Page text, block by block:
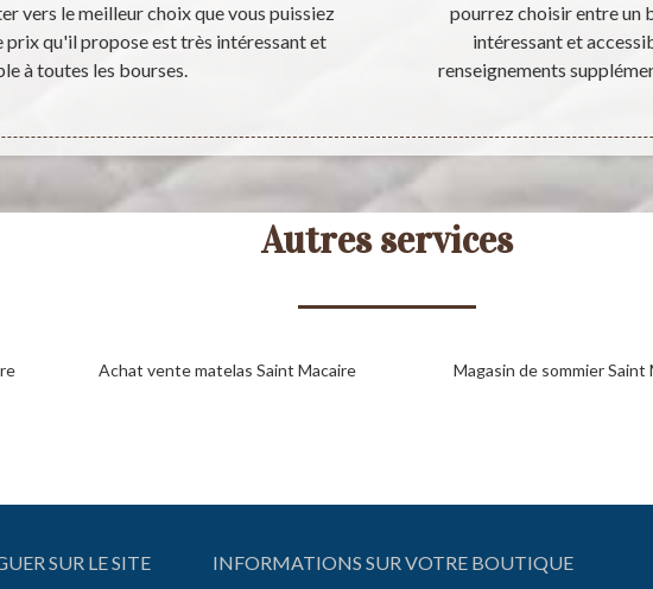
vers le meilleur choix que vous puissiez
prix qu'il propose est très intéressant et
à toutes les bourses.
pourrez choisir entre un
intéressant et
renseignements
Autres services
Achat vente matelas Saint Macaire Magasin de sommier Saint
SUR LE SITE INFORMATIONS SUR VOTRE BOUTIQUE